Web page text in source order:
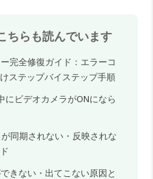
ちらも読んでいます
完全修復ガイド：エラーコ
ステップバイステップ手順
にビデオカメラがONになら
同期されない・反映されな
きない・出てこない原因と